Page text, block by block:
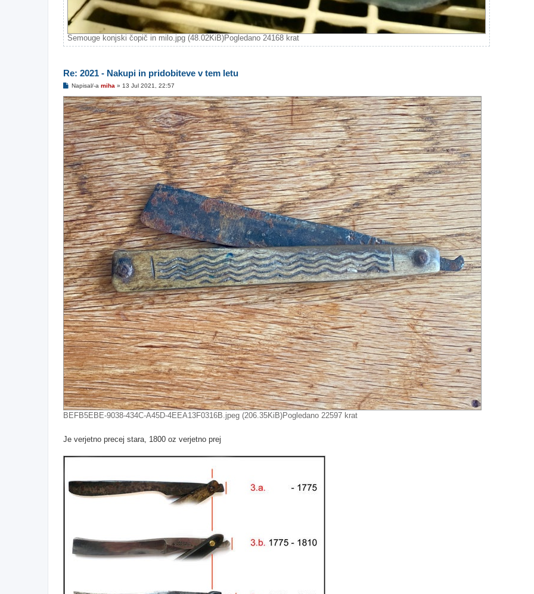
Semouge konjski čopič in milo.jpg (48.02KiB)Pogledano 24168 krat
Re: 2021 - Nakupi in pridobiteve v tem letu
O
g
o
v
o
r
Napisal/-a miha » 13 Jul 2021, 22:57
BEFB5EBE-9038-434C-A45D-4EEA13F0316B.jpeg (206.35KiB)Pogledano 22597 krat
Je verjetno precej stara, 1800 oz verjetno prej